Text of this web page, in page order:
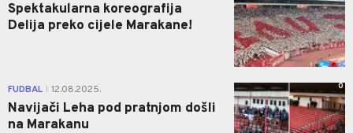
Spektakularna koreografija
Delija preko cijele Marakane!
FUDBAL 12.08.2025.
Navijači Leha pod pratnjom došli
na Marakanu
0